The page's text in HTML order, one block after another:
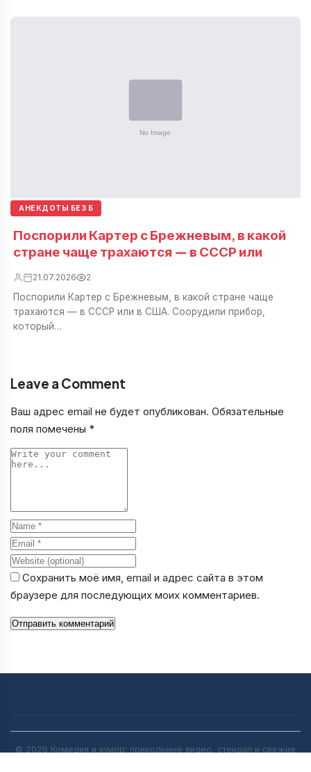
АНЕКДОТЫ БЕЗ Б
Поспорили Картер с Брежневым, в какой
стране чаще трахаются — в СССР или
21.07.2026 2
Поспорили Картер с Брежневым, в какой стране чаще
трахаются — в СССР или в США. Соорудили прибор,
который…
Leave a Comment
Ваш адрес email не будет опубликован. Обязательные
поля помечены *
Comment
Name
Email
Website
Сохранить моё имя, email и адрес сайта в этом
браузере для последующих моих комментариев.
Отправить комментарий
© 2026 Комедия и юмор: прикольные видео, стендап и свежие